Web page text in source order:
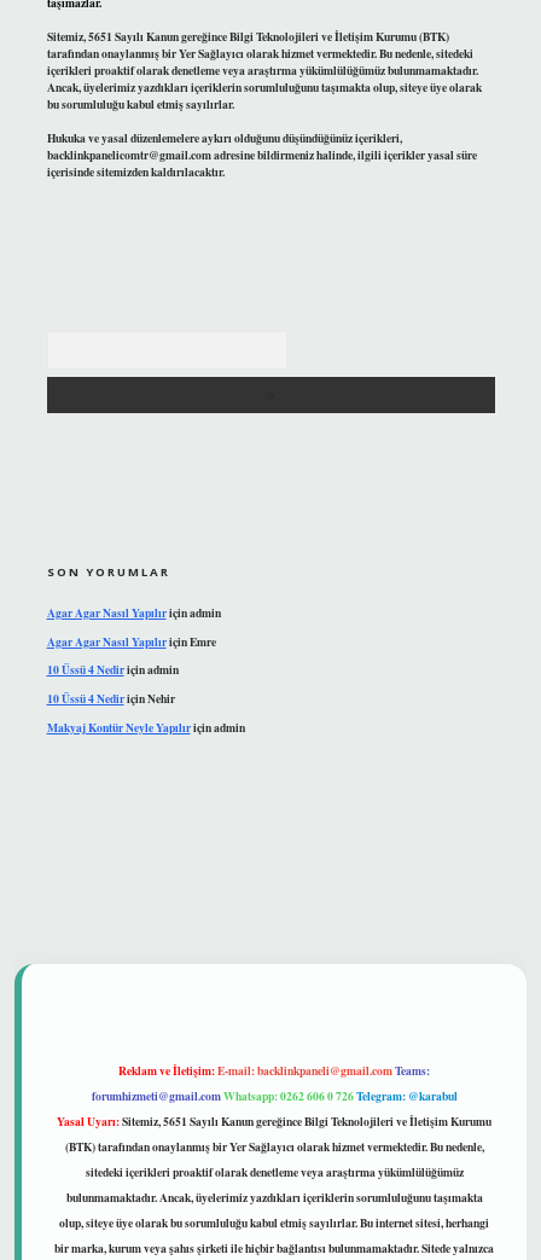
Sitemiz, 5651 Sayılı Kanun gereğince Bilgi Teknolojileri ve İletişim Kurumu (BTK)
tarafından onaylanmış bir Yer Sağlayıcı olarak hizmet vermektedir. Bu nedenle, sitedeki
içerikleri proaktif olarak denetleme veya araştırma yükümlülüğümüz bulunmamaktadır.
Ancak, üyelerimiz yazdıkları içeriklerin sorumluluğunu taşımakta olup, siteye üye olarak
bu sorumluluğu kabul etmiş sayılırlar.
Hukuka ve yasal düzenlemelere aykırı olduğunu düşündüğünüz içerikleri,
backlinkpanelicomtr@gmail.comadresine bildirmeniz halinde, ilgili içerikler yasal süre
içerisinde sitemizden kaldırılacaktır.
SON YORUMLAR
Agar Agar Nasıl Yapılıriçinadmin
Agar Agar Nasıl YapılıriçinEmre
10 Üssü 4 Nediriçinadmin
10 Üssü 4 NediriçinNehir
Makyaj Kontür Neyle Yapılıriçinadmin
Reklam ve İletişim:E-mail:backlinkpaneli@gmail.comTeams:
forumhizmeti@gmail.comWhatsapp: 0262 606 0 726Telegram: @karabul
Yasal Uyarı:Sitemiz, 5651 Sayılı Kanun gereğince Bilgi Teknolojileri ve İletişim Kurumu
(BTK) tarafından onaylanmış bir Yer Sağlayıcı olarak hizmet vermektedir. Bu nedenle,
sitedeki içerikleri proaktif olarak denetleme veya araştırma yükümlülüğümüz
bulunmamaktadır. Ancak, üyelerimiz yazdıkları içeriklerin sorumluluğunu taşımakta
olup, siteye üye olarak bu sorumluluğu kabul etmiş sayılırlar. Bu internet sitesi, herhangi
bir marka, kurum veya şahıs şirketi ile hiçbir bağlantısı bulunmamaktadır. Sitede yalnızca